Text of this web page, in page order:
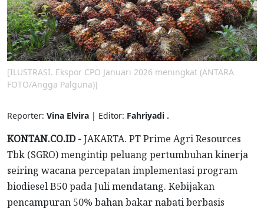
[ILUSTRASI. Ekspor CPO Januari 2026 meningkat (ANTARA
FOTO/Angga Palguna)]
Reporter: Vina Elvira | Editor: Fahriyadi .
KONTAN.CO.ID -JAKARTA. PT Prime Agri Resources
Tbk (SGRO) mengintip peluang pertumbuhan kinerja
seiring wacana percepatan implementasi program
biodiesel B50 pada Juli mendatang. Kebijakan
pencampuran 50% bahan bakar nabati berbasis